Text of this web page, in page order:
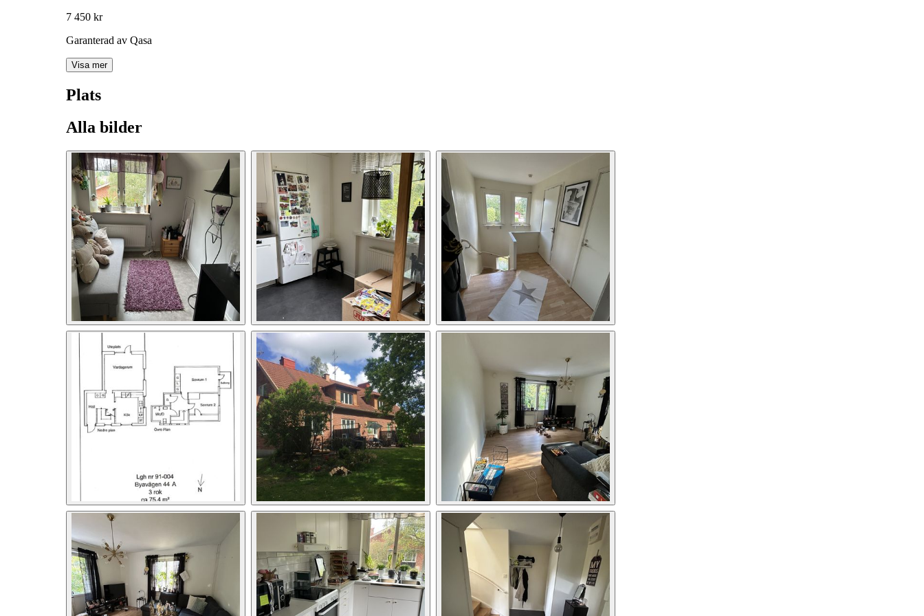
7 450 kr
Garanterad av Qasa
Visa mer
Plats
Alla bilder